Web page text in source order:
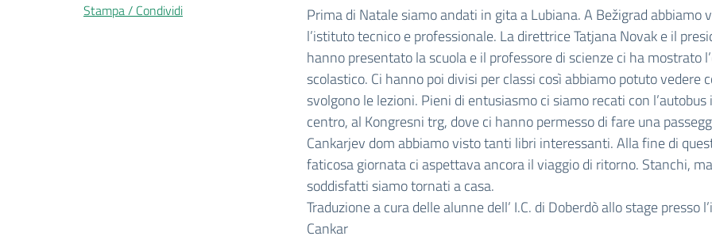
Prima di Natale siamo andati in gita a Lubiana. A Bežigrad abbiamo
l’istituto tecnico e professionale. La direttrice Tatjana Novak e il
hanno presentato la scuola e il professore di scienze ci ha mostrato
scolastico. Ci hanno poi divisi per classi così abbiamo potuto vedere
svolgono le lezioni. Pieni di entusiasmo ci siamo recati con l’autobus
centro, al Kongresni trg, dove ci hanno permesso di fare una
Cankarjev dom abbiamo visto tanti libri interessanti. Alla fine di
faticosa giornata ci aspettava ancora il viaggio di ritorno. Stanchi, ma
soddisfatti siamo tornati a casa.
Traduzione a cura delle alunne dell’ I.C. di Doberdò allo stage presso
Cankar
Stampa / Condividi